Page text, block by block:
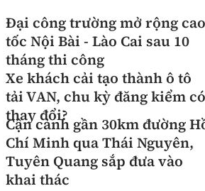
Đại công trường mở rộng cao
tốc Nội Bài - Lào Cai sau 10
tháng thi công
Xe khách cải tạo thành ô tô
tải VAN, chu kỳ đăng kiểm có
thay đổi?
Cận cảnh gần 30km đường
Chí Minh qua Thái Nguyên,
Tuyên Quang sắp đưa vào
khai thác